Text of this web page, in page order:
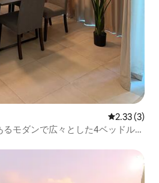
レビュー3
2.33 (3)
モダンで広々とした4ベッドルー